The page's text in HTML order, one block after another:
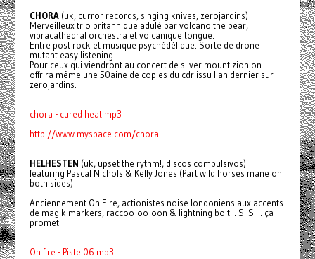
CHORA(uk, curror records, singing knives, zerojardins)
Merveilleux trio britannique adulé par volcano the bear,
vibracathedral orchestra et volcanique tongue.
Entre post rock et musique psychédélique. Sorte de drone
mutant easy listening.
Pour ceux qui viendront au concert de silver mount zion on
offrira même une 50aine de copies du cdr issu l'an dernier sur
zerojardins.
chora - cured heat.mp3
http://www.myspace.com/chora
HELHESTEN (uk, upset the rythm!, discos compulsivos)
featuring Pascal Nichols & Kelly Jones (Part wild horses mane on
both sides)
Anciennement On Fire, actionistes noise londoniens aux accents
de magik markers, raccoo-oo-oon & lightning bolt... Si Si... ça
promet.
On fire - Piste 06.mp3